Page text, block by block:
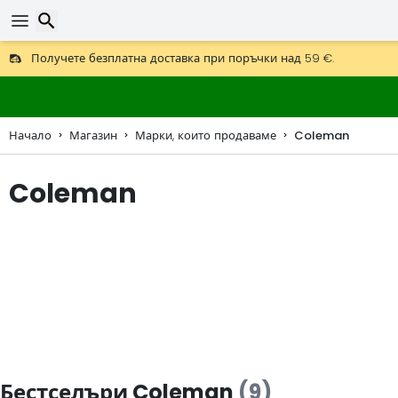
Получете безплатна доставка при поръчки над 59 €.
Предлага се и DHL Express за една нощ.
Начало Магазин Марки, които продаваме Coleman
Coleman
Бестселъри Coleman (9)